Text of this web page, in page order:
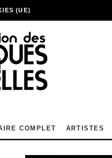
(UE)
COMPLET ARTISTES